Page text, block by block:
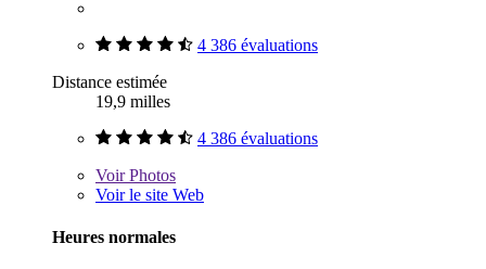
4 386 évaluations
Distance estimée
19,9 milles
4 386 évaluations
VoirPhotos
Voir le site Web
Heures normales